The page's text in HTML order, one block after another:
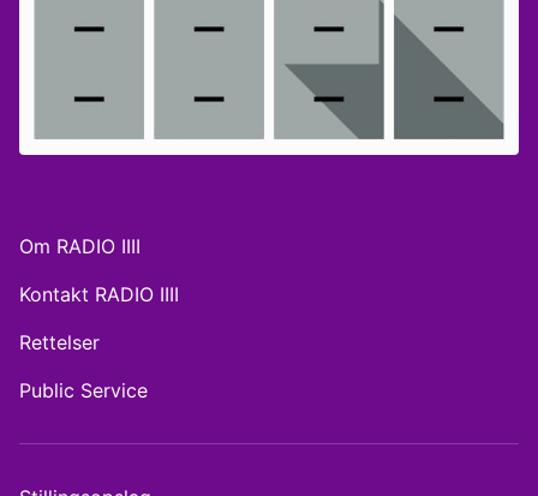
Om RADIO IIII
Kontakt RADIO IIII
Rettelser
Public Service